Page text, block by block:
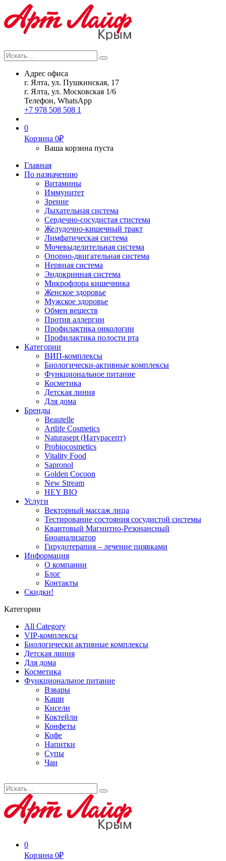
Search
Адрес офиса
г. Ялта, ул. Пушкинская, 17
г. Ялта, ул. Московская 1/6
Телефон, WhatsApp
+7 978 508 508 1
0
Корзина 0₽
Ваша корзина пуста
Главная
По назначению
Витамины
Иммунитет
Зрение
Дыхательная система
Сердечно-сосудистая стистема
Желудочно-кишечный тракт
Лимфатическая система
Мочевыделительная система
Опорно-двигательная система
Нервная система
Эндокринная система
Микрофлора кишечника
Женское здоровье
Мужское здоровье
Обмен веществ
Против аллергии
Профилактика онкологии
Профилактика полости рта
Категории
ВИП-комплексы
Биологически-активные комплексы
Функциональное питание
Косметика
Детская линия
Для дома
Бренды
Beautelle
Artlife Cosmetics
Naturasept (Натурасепт)
Probiocosmetics
Vitality Food
Sapronol
Golden Cocoon
New Stream
HEY BIO
Услуги
Векторный массаж лица
Тестирование состояния сосудистой системы
Квантовый Магнитно-Резонансный
Биоанализатор
Гирудотерапия – лечение пиявками
Информация
О компании
Блог
Контакты
Скидки!
Категории
All Category
VIP-комплексы
Биологически активные комплексы
Детская линия
Для дома
Косметика
Функциональное питание
Взвары
Каши
Кисели
Коктейли
Конфеты
Кофе
Напитки
Супы
Чаи
Search
0
Корзина 0₽